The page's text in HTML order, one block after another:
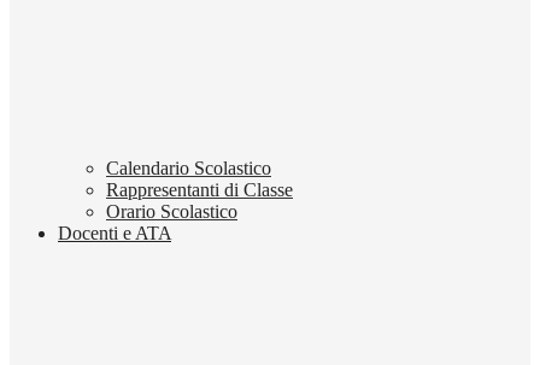
Calendario Scolastico
Rappresentanti di Classe
Orario Scolastico
Docenti e ATA